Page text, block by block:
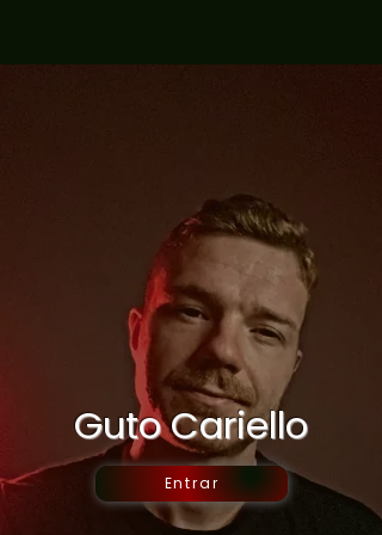
Guto Cariello
Entrar